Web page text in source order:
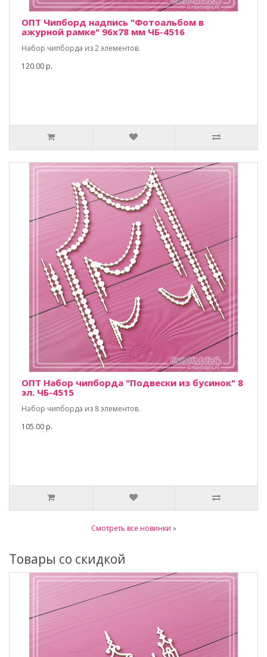
ОПТ Чипборд надпись "Фотоальбом в
ажурной рамке" 96х78 мм ЧБ-4516
Набор чипборда из 2 элементов.
120.00 р.
ОПТ Набор чипборда "Подвески из бусинок" 8
эл. ЧБ-4515
Набор чипборда из 8 элементов.
105.00 р.
Смотреть все новинки »
Товары со скидкой